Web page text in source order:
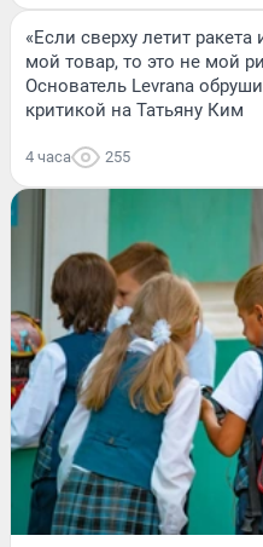
«Если сверху летит ракета
мой товар, то это не мой
Основатель Levrana
критикой на Татьяну Ким
4 часа 255